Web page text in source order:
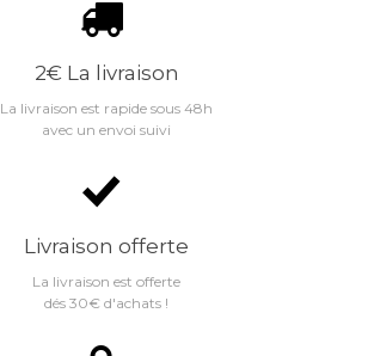
2€ La livraison
La livraison est rapide sous 48h
avec un envoi suivi
Livraison offerte
La livraison est offerte
dés 30€ d'achats !